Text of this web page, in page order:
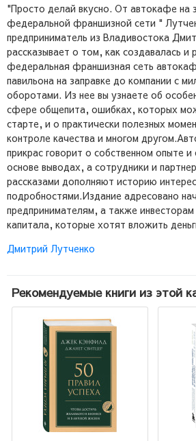
"Просто делай вкусно. От автокафе на
федеральной франшизной сети "
предприниматель из Владивостока
рассказывает о том, как создавалась и
федеральная франшизная сеть
павильона на заправке до компании с
оборотами. Из нее вы узнаете об
сфере общепита, ошибках, которых
старте, и о практически полезных
контроле качества и многом
прикрас говорит о собственном опыте и
основе выводах, а сотрудники и
рассказами дополняют историю
подробностями.Издание адресовано
предпринимателям, а также
капитала, которые хотят вложить
Дмитрий Лутченко
Рекомендуемые книги из этой